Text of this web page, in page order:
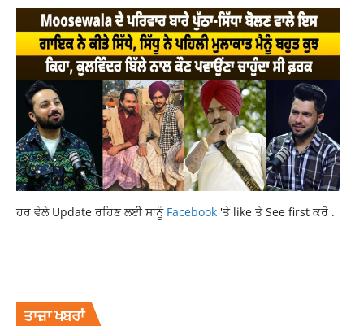
ਹਰ ਵੇਲੇ Update ਰਹਿਣ ਲਈ ਸਾਨੂੰ Facebook 'ਤੇ like ਤੇ See first ਕਰੋ .
ਤਾਜ਼ਾ ਖਬਰਾਂ